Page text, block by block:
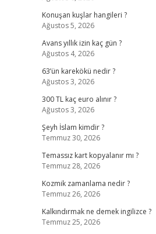
Konuşan kuşlar hangileri ?
Ağustos 5, 2026
Avans yıllık izin kaç gün ?
Ağustos 4, 2026
63’ün karekökü nedir ?
Ağustos 3, 2026
300 TL kaç euro alınır ?
Ağustos 3, 2026
Şeyh İslam kimdir ?
Temmuz 30, 2026
Temassız kart kopyalanır mı ?
Temmuz 28, 2026
Kozmik zamanlama nedir ?
Temmuz 26, 2026
Kalkındırmak ne demek ingilizce ?
Temmuz 25, 2026